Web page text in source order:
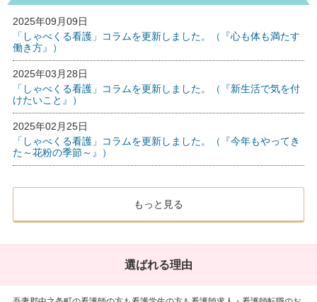
2025年09月09日
「しゃべくる看護」コラムを更新しました。（『心も体も満たす
働き方』）
2025年03月28日
「しゃべくる看護」コラムを更新しました。（『新生活で気を付
けたいこと』）
2025年02月25日
「しゃべくる看護」コラムを更新しました。（『今年もやってき
た～花粉の季節～』）
もっと見る
選ばれる理由